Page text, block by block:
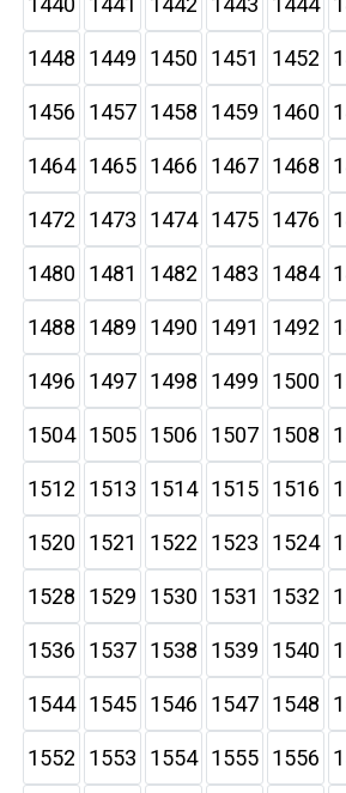
1448 1449 1450 1451 1452
1456 1457 1458 1459 1460
1464 1465 1466 1467 1468
1472 1473 1474 1475 1476
1480 1481 1482 1483 1484
1488 1489 1490 1491 1492
1496 1497 1498 1499 1500
1504 1505 1506 1507 1508
1512 1513 1514 1515 1516
1520 1521 1522 1523 1524
1528 1529 1530 1531 1532
1536 1537 1538 1539 1540
1544 1545 1546 1547 1548
1552 1553 1554 1555 1556